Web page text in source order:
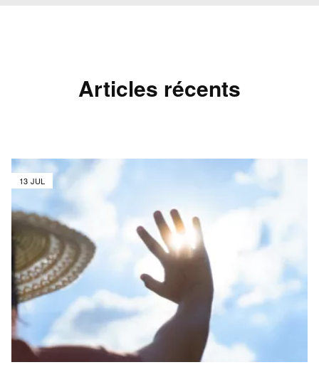
Articles récents
13 JUL